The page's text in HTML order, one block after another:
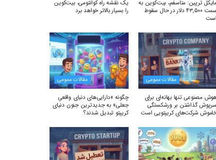
ترپین: متاسفم، بیت‌کوین به
سمت ۴۳,۵۰۰ دلار در حال سقوط
است
یک نقشه راه کوانتومی، بیت‌کوین
را بسیار بالاتر خواهد برد
مقالات عمومی
مصنوعی تنها بهانه‌ای برای
سرپوش گذاشتن بر ورشکستگی
شرکت‌های کریپتویی است
مقالات عمومی
چگونه «دارایی‌های دنیای واقعیِ
جعلی» به جدیدترین جنون دنیای
کریپتو تبدیل شدند؟